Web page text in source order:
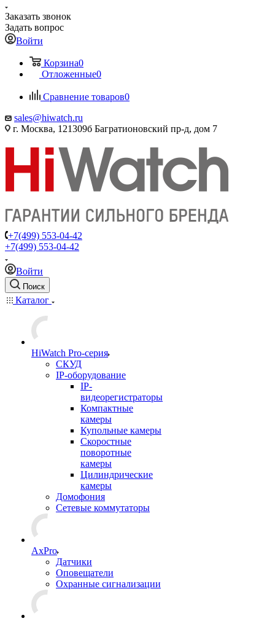
Заказать звонок
Задать вопрос
Войти
Корзина0
Отложенные0
Сравнение товаров0
sales@hiwatch.ru
г. Москва, 121309б Багратионовский пр-д, дом 7
+7(499) 553-04-42
+7(499) 553-04-42
Войти
Поиск
Каталог
HiWatch Pro-серия
CКУД
IP-оборудование
IP-
видеорегистраторы
Компактные
камеры
Купольные камеры
Скоростные
поворотные
камеры
Цилиндрические
камеры
Домофония
Сетевые коммутаторы
AxPro
Датчики
Оповещатели
Охранные сигнализации